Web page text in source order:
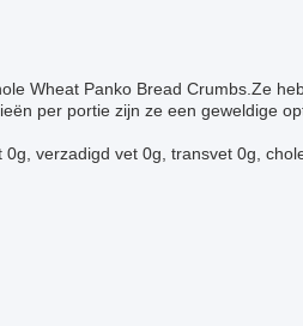
Wheat Panko Bread Crumbs.Ze
per portie zijn ze een geweldige
0g, verzadigd vet 0g, transvet 0g,